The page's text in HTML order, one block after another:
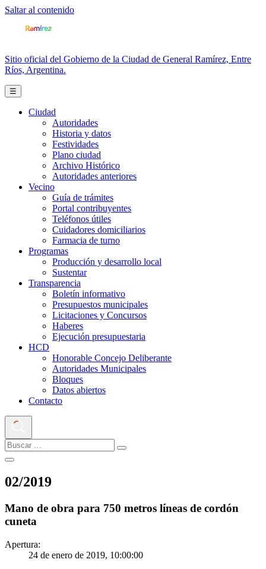
Saltar al contenido
Sitio oficial del Gobierno de la Ciudad de General Ramírez, Entre
Ríos, Argentina.
☰
Ciudad
Autoridades
Historia y datos
Festividades
Plano ciudad
Archivo Histórico
Autoridades anteriores
Vecino
Guía de trámites
Portal contribuyentes
Teléfonos útiles
Cuidadores domiciliarios
Farmacia de turno
Programas
Producción y desarrollo local
Sustentar
Transparencia
Boletín informativo
Presupuestos municipales
Licitaciones y Concursos
Haberes
Ejecución presupuestaria
HCD
Honorable Concejo Deliberante
Autoridades Municipales
Bloques
Datos abiertos
Contacto
02/2019
Mano de obra para 750 metros líneas de cordón
cuneta
Apertura:
24 de enero de 2019, 10:00:00